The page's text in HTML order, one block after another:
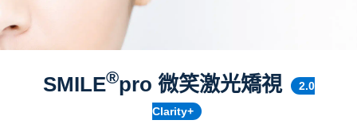
SMILE®pro 微笑激光矯視 2.0
Clarity+